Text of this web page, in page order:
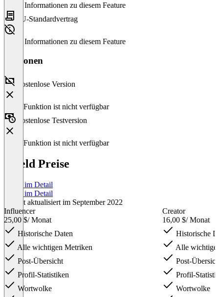
Keine Informationen zu diesem Feature
EU-Standardvertrag
Keine Informationen zu diesem Feature
Versionen
Kostenlose Version
Diese Funktion ist nicht verfügbar
Kostenlose Testversion
Diese Funktion ist nicht verfügbar
Shield Preise
Preise im Detail
Preise im Detail
Zuletzt aktualisiert im September 2022
Influencer
25,00 $/ Monat
Historische Daten
Alle wichtigen Metriken
Post-Übersicht
Profil-Statistiken
Wortwolke
Creator
16,00 $/ Monat
Historische
Alle
Post-
Profil-
Wortwolke